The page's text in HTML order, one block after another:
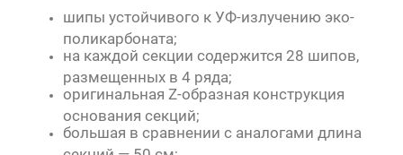
шипы устойчивого к УФ-излучению эко-
поликарбоната;
на каждой секции содержится 28 шипов,
размещенных в 4 ряда;
оригинальная Z-образная конструкция
основания секций;
большая в сравнении с аналогами длина